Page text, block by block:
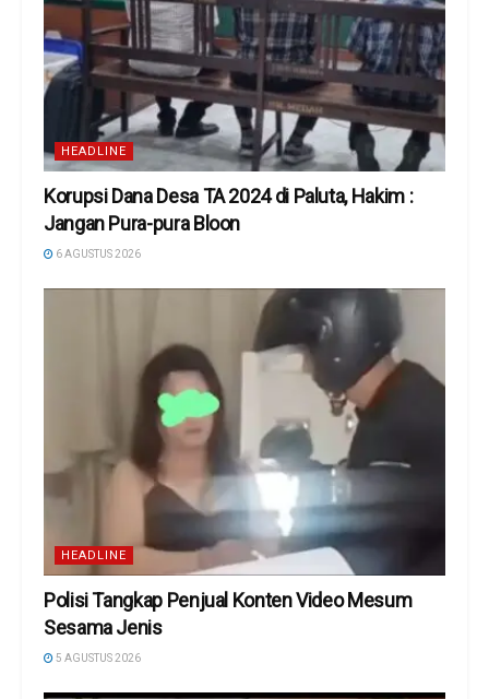
HEADLINE
Korupsi Dana Desa TA 2024 di Paluta, Hakim :
Jangan Pura-pura Bloon
6 AGUSTUS 2026
HEADLINE
Polisi Tangkap Penjual Konten Video Mesum
Sesama Jenis
5 AGUSTUS 2026